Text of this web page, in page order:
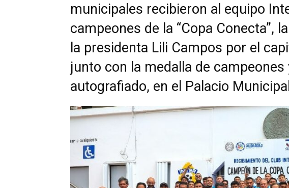
municipales recibieron al equipo
campeones de la “Copa Conecta”,
la presidenta Lili Campos por el
junto con la medalla de campeones
autografiado, en el Palacio